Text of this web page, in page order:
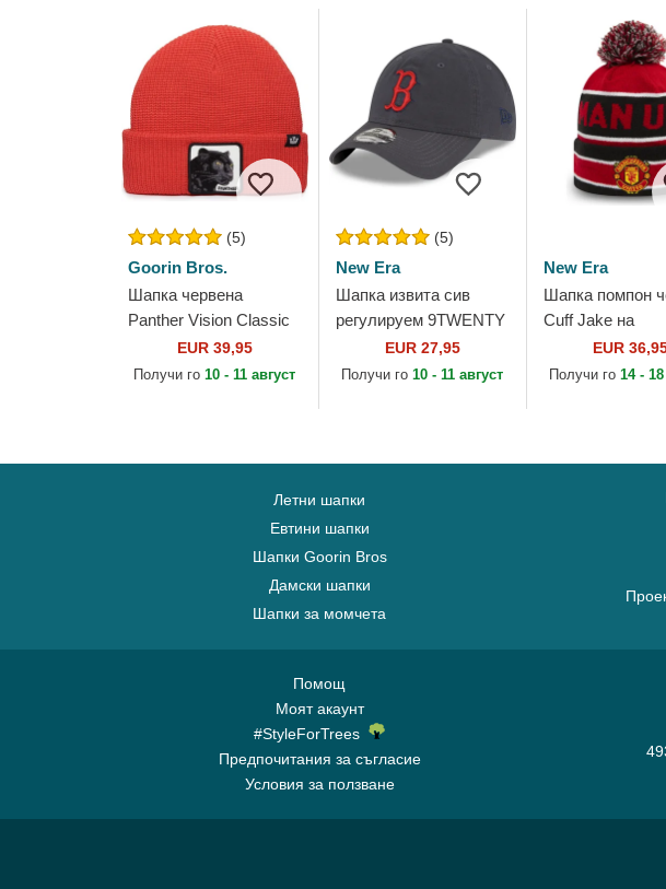
(5)
Goorin Bros.
Шапка червена
Panther Vision Classic
Knit The Farm от
Goorin Bros.
EUR 39,95
Получи го10 - 11 август
(5)
New Era
Шапка извита сив
регулируем 9TWENTY
Core Classic на Boston
Red Sox MLB от New
EUR 27,95
Получи го10 - 11 август
New Era
Шапка помпон
Cuff Jake на
Manchester
Football Club
EUR
Получи го 14 - 18
Летни шапки
Евтини шапки
Шапки Goorin Bros
Дамски шапки
Шапки за момчета
Помощ
Моят акаунт
#StyleForTrees
Предпочитания за съгласие
Условия за ползване